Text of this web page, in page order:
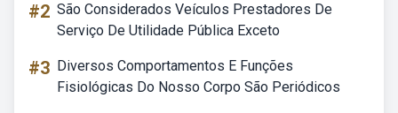
#2 São Considerados Veículos Prestadores De
Serviço De Utilidade Pública Exceto
#3 Diversos Comportamentos E Funções
Fisiológicas Do Nosso Corpo São Periódicos